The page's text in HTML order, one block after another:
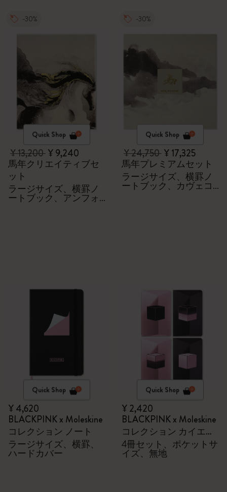
-30%
Quick Shop
¥ 13,200¥ 9,240
馬年クリエイティブセ
ット
ラージサイズ、横罫ノ
ートブック、アンフォ
-30%
Quick Shop
¥ 24,750¥ 17,325
馬年プレミアムセット
ラージサイズ、横罫ノ
ートブック、カヴェコ
ペン、100% VEGEA®ノ
Quick Shop
¥ 4,620
BLACKPINK x Moleskine
コレクション ノート
ラージサイズ、横罫、
ハードカバー
Quick Shop
¥ 2,420
BLACKPINK x Moleskine
コレクション カイエジ
ャーナル セット
4冊セット、ポケットサ
イズ、無地